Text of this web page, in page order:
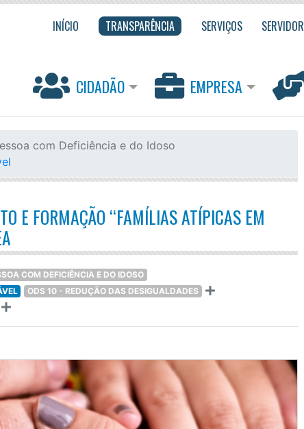
INÍCIO TRANSPARÊNCIA SERVIÇOS SERVIDOR
CIDADÃO EMPRESA
com Deficiência e do Idoso
E FORMAÇÃO “FAMÍLIAS ATÍPICAS EM
COM DEFICIÊNCIA E DO IDOSO
ODS 10 - REDUÇÃO DAS DESIGUALDADES